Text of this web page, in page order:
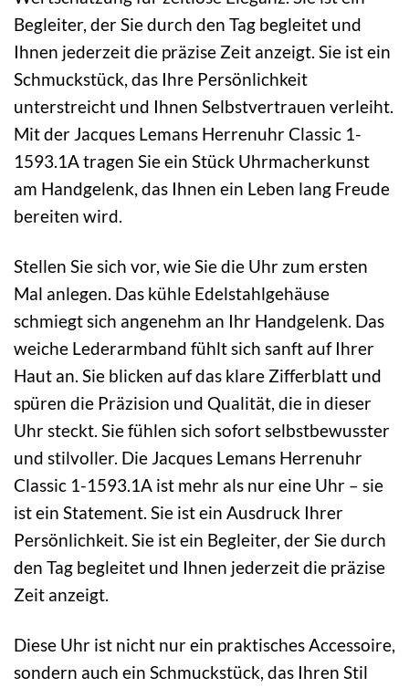
Begleiter, der Sie durch den Tag begleitet und
Ihnen jederzeit die präzise Zeit anzeigt. Sie ist ein
Schmuckstück, das Ihre Persönlichkeit
unterstreicht und Ihnen Selbstvertrauen verleiht.
Mit der Jacques Lemans Herrenuhr Classic 1-
1593.1A tragen Sie ein Stück Uhrmacherkunst
am Handgelenk, das Ihnen ein Leben lang Freude
bereiten wird.
Stellen Sie sich vor, wie Sie die Uhr zum ersten
Mal anlegen. Das kühle Edelstahlgehäuse
schmiegt sich angenehm an Ihr Handgelenk. Das
weiche Lederarmband fühlt sich sanft auf Ihrer
Haut an. Sie blicken auf das klare Zifferblatt und
spüren die Präzision und Qualität, die in dieser
Uhr steckt. Sie fühlen sich sofort selbstbewusster
und stilvoller. Die Jacques Lemans Herrenuhr
Classic 1-1593.1A ist mehr als nur eine Uhr – sie
ist ein Statement. Sie ist ein Ausdruck Ihrer
Persönlichkeit. Sie ist ein Begleiter, der Sie durch
den Tag begleitet und Ihnen jederzeit die präzise
Zeit anzeigt.
Diese Uhr ist nicht nur ein praktisches Accessoire,
sondern auch ein Schmuckstück, das Ihren Stil